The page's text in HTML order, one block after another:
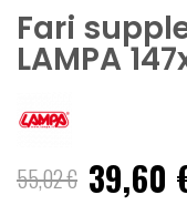
Fari
LAMPA
55,02 € Prezzo
speciale
39,60